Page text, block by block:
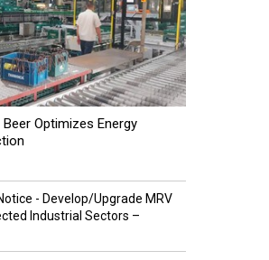
Optimizes Energy
- Develop/Upgrade MRV
Industrial Sectors –